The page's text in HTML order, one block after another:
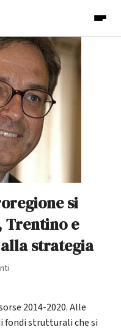
si
Trentino e
strategia
2014-2020. Alle
fondi strutturali che si